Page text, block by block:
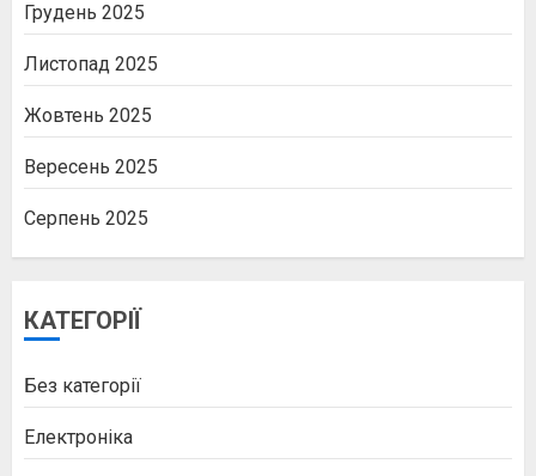
Грудень 2025
Листопад 2025
Жовтень 2025
Вересень 2025
Серпень 2025
КАТЕГОРІЇ
Без категорії
Електроніка